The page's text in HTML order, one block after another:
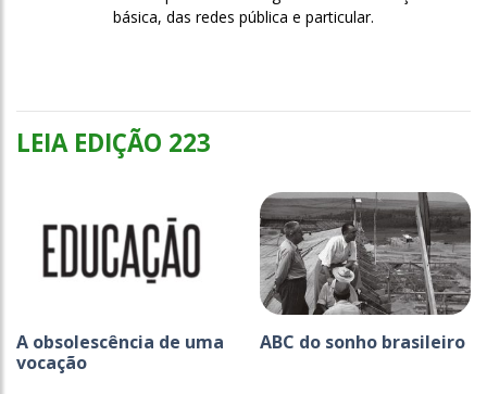
básica, das redes pública e particular.
LEIA EDIÇÃO 223
A obsolescência de uma
vocação
ABC do sonho brasileiro